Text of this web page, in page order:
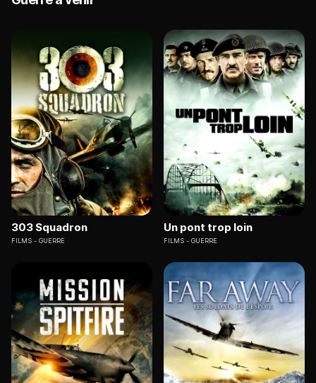
303 Squadron
FILMS GUERRE
Un pont trop loin
FILMS GUERRE